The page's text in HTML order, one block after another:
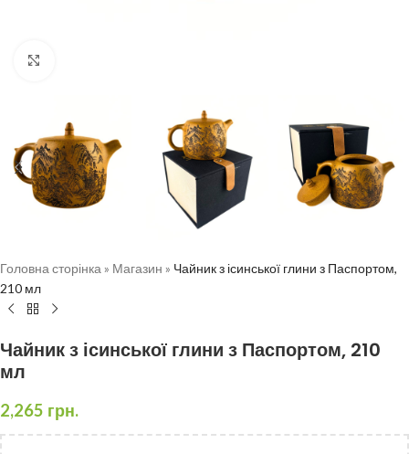
Головна сторінка » Магазин » Чайник з ісинської глини з Паспортом,
210 мл
Чайник з ісинської глини з Паспортом, 210
мл
2,265 грн.